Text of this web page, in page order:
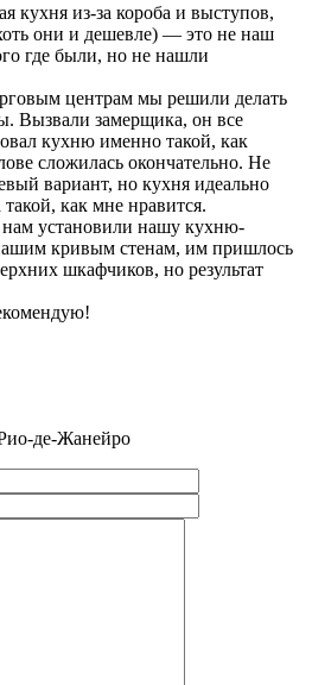
кухня из-за короба и выступов,
они и дешевле) — это не наш
где были, но не нашли
центрам мы решили делать
Вызвали замерщика, он все
кухню именно такой, как
сложилась окончательно. Не
вариант, но кухня идеально
как мне нравится.
установили нашу кухню-
кривым стенам, им пришлось
шкафчиков, но результат
де-Жанейро